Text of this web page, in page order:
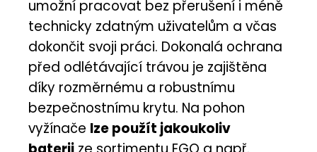
umožní pracovat bez přerušení i méně
technicky zdatným uživatelům a včas
dokončit svoji práci. Dokonalá ochrana
před odlétávající trávou je zajištěna
díky rozměrnému a robustnímu
bezpečnostnímu krytu. Na pohon
vyžínače lze použít jakoukoliv